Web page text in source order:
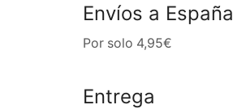
Envíos a España
Por solo 4,95€
Entrega